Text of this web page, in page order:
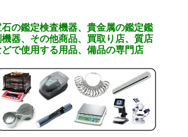
石の鑑定検査機器、貴金属の鑑定鑑
機器、その他商品、買取り店、質店
どで使用する用品、備品の専門店